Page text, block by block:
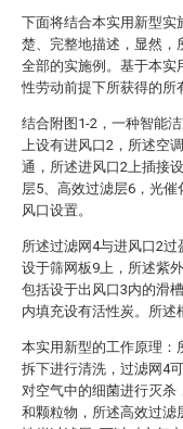
下面将结合本实用新型实
楚、完整地描述，显然，
全部的实施例。基于本实
性劳动前提下所获得的所
结合附图1-2，一种智能
上设有进风口2，所述空
通，所述进风口2上插接
层5、高效过滤层6，光
风口设置。
所述过滤网4与进风口2
设于筛网板9上，所述紫
包括设于出风口3内的滑
内填充设有活性炭。所述
本实用新型的工作原理：
拆下进行清洗，过滤网4
对空气中的细菌进行灭杀
和颗粒物，所述高效过滤